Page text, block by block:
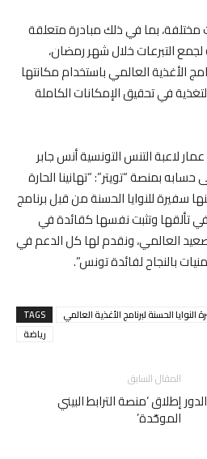
بما في ذلك مبادرة متعلقة
التبرعات خلال شهر رمضان،
الأغذية العالمي باستخدام مكانتها
في تحقيق الإمكانات الكاملة
لاعبة التنس التونسية أنس جابر
بمنصة “تويتر”: “تهانينا الحارة
سفيرة للنوايا الحسنة من قبل برنامج
في تألقها وتثبت نفسها كقائدة في
العالمي، ونقدم لها كل الدعم في
بالنجاح لفائدة تونس”.
TAGS النوايا الحسنة لبرنامج الأغذية العالمي
رياضة
المقال السابق
إطلاق ‘منصة الترابط البيني
الموحّدة’
الدور